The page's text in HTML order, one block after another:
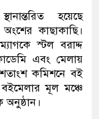
হয়েছে
অংশের কাছাকাছি।
স্টল বরাদ্দ
এবং মেলায়
শতাংশ কমিশনে বই
বইমেলার মূল মঞ্চে
অনুষ্ঠান।